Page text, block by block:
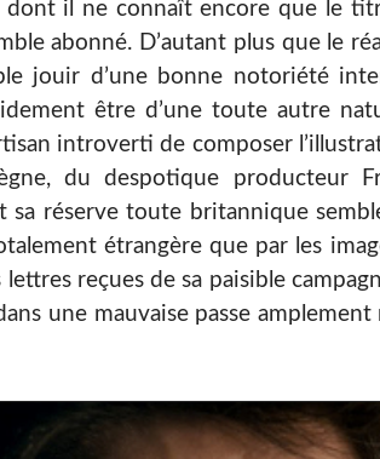
il ne connaît encore que le
abonné. D’autant plus que le
jouir d’une bonne notoriété
être d’une toute autre
introverti de composer
du despotique producteur
sa réserve toute britannique
étrangère que par les
reçues de sa paisible
une mauvaise passe